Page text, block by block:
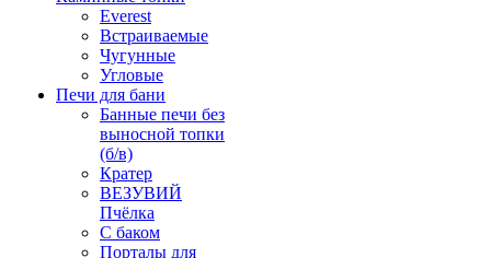
Everest
Встраиваемые
Чугунные
Угловые
Печи для бани
Банные печи без
выносной топки
(б/в)
Кратер
ВЕЗУВИЙ
Пчёлка
С баком
Порталы для